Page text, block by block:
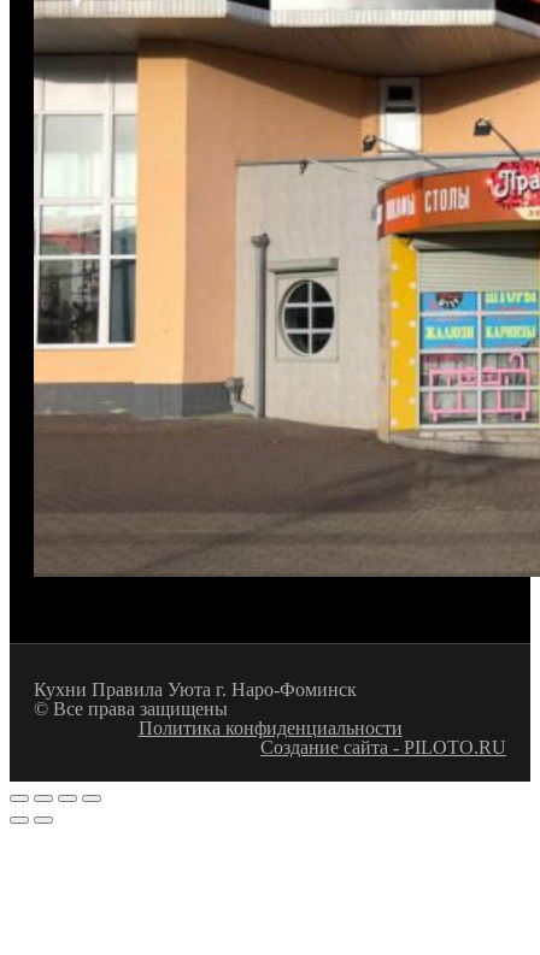
Кухни Правила Уюта г. Наро-Фоминск
© Все права защищены
Политика конфиденциальности
Создание сайта - PILOTO.RU